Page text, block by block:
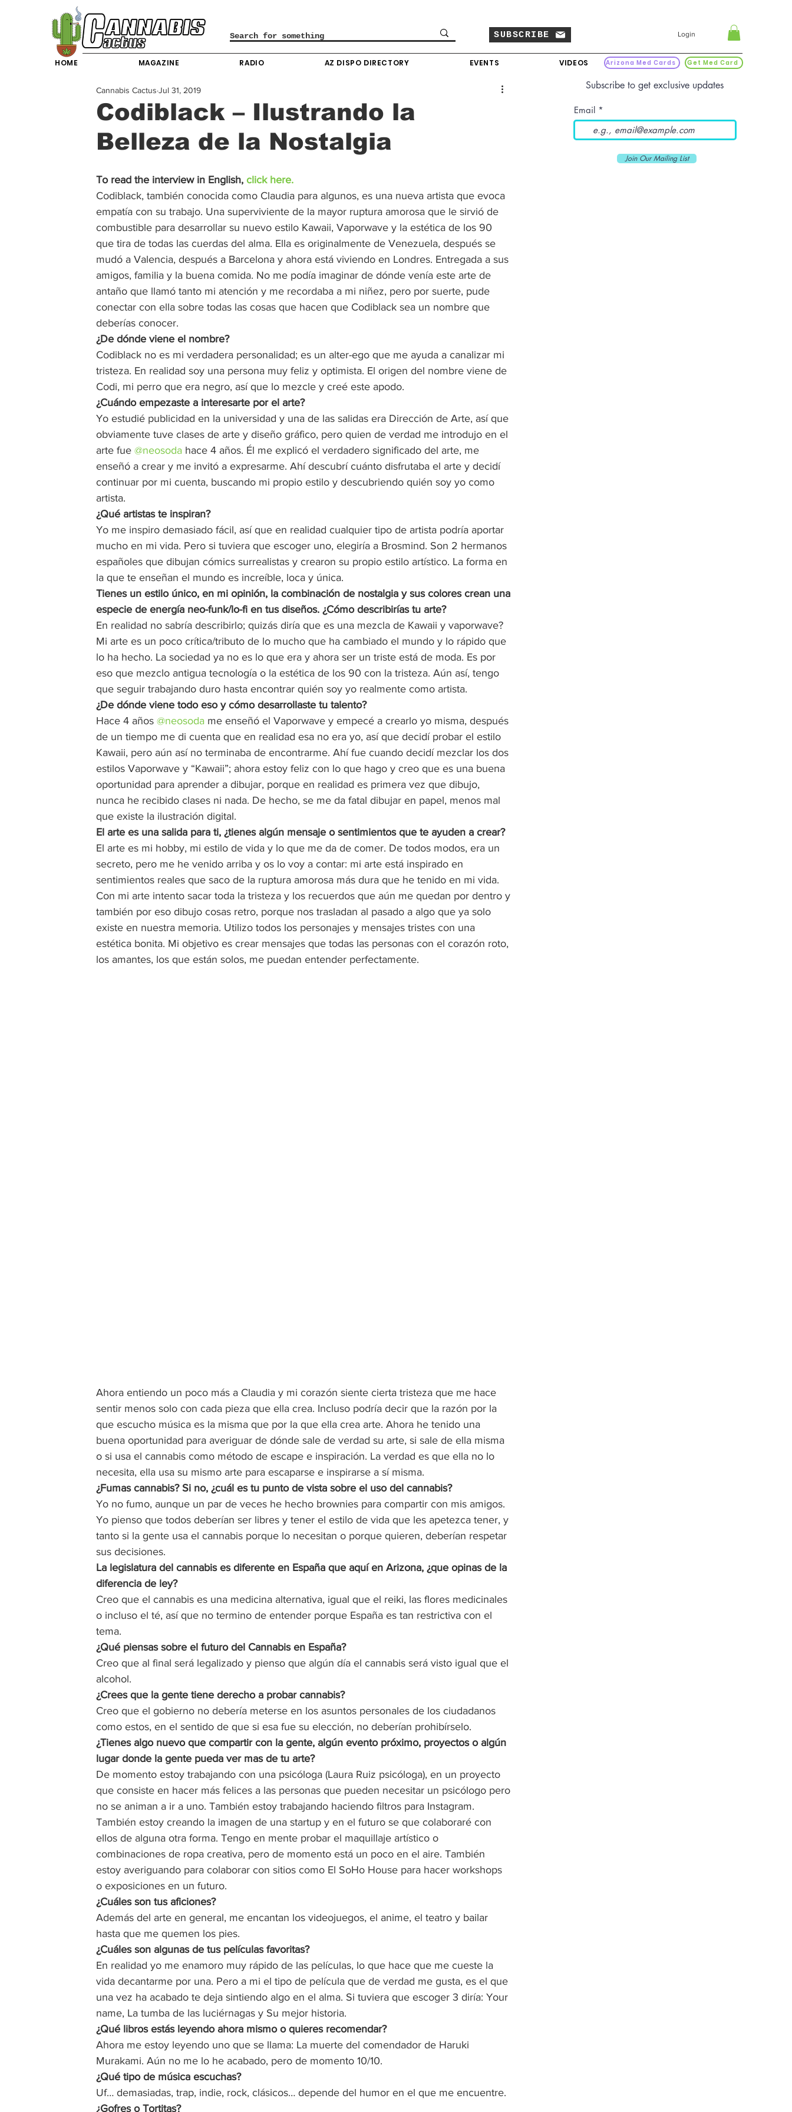
SUBSCRIBE Login
HOME MAGAZINE RADIO AZ DISPO DIRECTORY EVENTS VIDEOS Arizona Med Cards Get Med Card
Codiblack – Ilustrando la
Belleza de la Nostalgia
Cannabis Cactus Jul 31, 2019
To read the interview in English, click here.
Codiblack, también conocida como Claudia para algunos, es una nueva artista que evoca
empatía con su trabajo. Una superviviente de la mayor ruptura amorosa que le sirvió de
combustible para desarrollar su nuevo estilo Kawaii, Vaporwave y la estética de los 90
que tira de todas las cuerdas del alma. Ella es originalmente de Venezuela, después se
mudó a Valencia, después a Barcelona y ahora está viviendo en Londres. Entregada a sus
amigos, familia y la buena comida. No me podía imaginar de dónde venía este arte de
antaño que llamó tanto mi atención y me recordaba a mi niñez, pero por suerte, pude
conectar con ella sobre todas las cosas que hacen que Codiblack sea un nombre que
deberías conocer.
¿De dónde viene el nombre?
Codiblack no es mi verdadera personalidad; es un alter-ego que me ayuda a canalizar mi
tristeza. En realidad soy una persona muy feliz y optimista. El origen del nombre viene de
Codi, mi perro que era negro, así que lo mezcle y creé este apodo.
¿Cuándo empezaste a interesarte por el arte?
Yo estudié publicidad en la universidad y una de las salidas era Dirección de Arte, así que
obviamente tuve clases de arte y diseño gráfico, pero quien de verdad me introdujo en el
arte fue @neosoda hace 4 años. Él me explicó el verdadero significado del arte, me
enseñó a crear y me invitó a expresarme. Ahí descubrí cuánto disfrutaba el arte y decidí
continuar por mi cuenta, buscando mi propio estilo y descubriendo quién soy yo como
artista.
¿Qué artistas te inspiran?
Yo me inspiro demasiado fácil, así que en realidad cualquier tipo de artista podría aportar
mucho en mi vida. Pero si tuviera que escoger uno, elegiría a Brosmind. Son 2 hermanos
españoles que dibujan cómics surrealistas y crearon su propio estilo artístico. La forma en
la que te enseñan el mundo es increíble, loca y única.
Tienes un estilo único, en mi opinión, la combinación de nostalgia y sus colores crean una
especie de energía neo-funk/lo-fi en tus diseños. ¿Cómo describirías tu arte?
En realidad no sabría describirlo; quizás diría que es una mezcla de Kawaii y vaporwave?
Mi arte es un poco crítica/tributo de lo mucho que ha cambiado el mundo y lo rápido que
lo ha hecho. La sociedad ya no es lo que era y ahora ser un triste está de moda. Es por
eso que mezclo antigua tecnología o la estética de los 90 con la tristeza. Aún así, tengo
que seguir trabajando duro hasta encontrar quién soy yo realmente como artista.
¿De dónde viene todo eso y cómo desarrollaste tu talento?
Hace 4 años @neosoda me enseñó el Vaporwave y empecé a crearlo yo misma, después
de un tiempo me di cuenta que en realidad esa no era yo, así que decidí probar el estilo
Kawaii, pero aún así no terminaba de encontrarme. Ahí fue cuando decidí mezclar los dos
estilos Vaporwave y “Kawaii”; ahora estoy feliz con lo que hago y creo que es una buena
oportunidad para aprender a dibujar, porque en realidad es primera vez que dibujo,
nunca he recibido clases ni nada. De hecho, se me da fatal dibujar en papel, menos mal
que existe la ilustración digital.
El arte es una salida para ti, ¿tienes algún mensaje o sentimientos que te ayuden a crear?
El arte es mi hobby, mi estilo de vida y lo que me da de comer. De todos modos, era un
secreto, pero me he venido arriba y os lo voy a contar: mi arte está inspirado en
sentimientos reales que saco de la ruptura amorosa más dura que he tenido en mi vida.
Con mi arte intento sacar toda la tristeza y los recuerdos que aún me quedan por dentro y
también por eso dibujo cosas retro, porque nos trasladan al pasado a algo que ya solo
existe en nuestra memoria. Utilizo todos los personajes y mensajes tristes con una
estética bonita. Mi objetivo es crear mensajes que todas las personas con el corazón roto,
los amantes, los que están solos, me puedan entender perfectamente.
Ahora entiendo un poco más a Claudia y mi corazón siente cierta tristeza que me hace
sentir menos solo con cada pieza que ella crea. Incluso podría decir que la razón por la
que escucho música es la misma que por la que ella crea arte. Ahora he tenido una
buena oportunidad para averiguar de dónde sale de verdad su arte, si sale de ella misma
o si usa el cannabis como método de escape e inspiración. La verdad es que ella no lo
necesita, ella usa su mismo arte para escaparse e inspirarse a sí misma.
¿Fumas cannabis? Si no, ¿cuál es tu punto de vista sobre el uso del cannabis?
Yo no fumo, aunque un par de veces he hecho brownies para compartir con mis amigos.
Yo pienso que todos deberían ser libres y tener el estilo de vida que les apetezca tener, y
tanto si la gente usa el cannabis porque lo necesitan o porque quieren, deberían respetar
sus decisiones.
La legislatura del cannabis es diferente en España que aquí en Arizona, ¿que opinas de la
diferencia de ley?
Creo que el cannabis es una medicina alternativa, igual que el reiki, las flores medicinales
o incluso el té, así que no termino de entender porque España es tan restrictiva con el
tema.
¿Qué piensas sobre el futuro del Cannabis en España?
Creo que al final será legalizado y pienso que algún día el cannabis será visto igual que el
alcohol.
¿Crees que la gente tiene derecho a probar cannabis?
Creo que el gobierno no debería meterse en los asuntos personales de los ciudadanos
como estos, en el sentido de que si esa fue su elección, no deberían prohibírselo.
¿Tienes algo nuevo que compartir con la gente, algún evento próximo, proyectos o algún
lugar donde la gente pueda ver mas de tu arte?
De momento estoy trabajando con una psicóloga (Laura Ruiz psicóloga), en un proyecto
que consiste en hacer más felices a las personas que pueden necesitar un psicólogo pero
no se animan a ir a uno. También estoy trabajando haciendo filtros para Instagram.
También estoy creando la imagen de una startup y en el futuro se que colaboraré con
ellos de alguna otra forma. Tengo en mente probar el maquillaje artístico o
combinaciones de ropa creativa, pero de momento está un poco en el aire. También
estoy averiguando para colaborar con sitios como El SoHo House para hacer workshops
o exposiciones en un futuro.
¿Cuáles son tus aficiones?
Además del arte en general, me encantan los videojuegos, el anime, el teatro y bailar
hasta que me quemen los pies.
¿Cuáles son algunas de tus películas favoritas?
En realidad yo me enamoro muy rápido de las películas, lo que hace que me cueste la
vida decantarme por una. Pero a mi el tipo de película que de verdad me gusta, es el que
una vez ha acabado te deja sintiendo algo en el alma. Si tuviera que escoger 3 diría: Your
name, La tumba de las luciérnagas y Su mejor historia.
¿Qué libros estás leyendo ahora mismo o quieres recomendar?
Ahora me estoy leyendo uno que se llama: La muerte del comendador de Haruki
Murakami. Aún no me lo he acabado, pero de momento 10/10.
¿Qué tipo de música escuchas?
Uf… demasiadas, trap, indie, rock, clásicos… depende del humor en el que me encuentre.
¿Gofres o Tortitas?
Subscribe to get exclusive updates
Email
Join Our Mailing List